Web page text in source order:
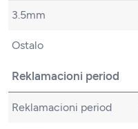
3.5mm
Ostalo
Reklamacioni period
Reklamacioni period